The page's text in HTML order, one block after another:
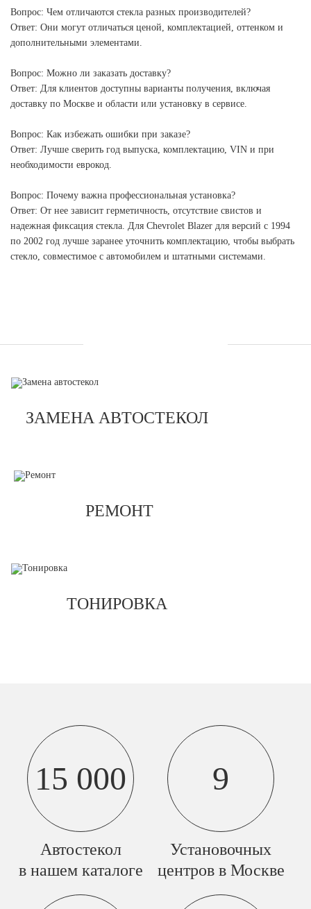
Вопрос: Чем отличаются стекла разных производителей?
Ответ: Они могут отличаться ценой, комплектацией, оттенком и
дополнительными элементами.
Вопрос: Можно ли заказать доставку?
Ответ: Для клиентов доступны варианты получения, включая
доставку по Москве и области или установку в сервисе.
Вопрос: Как избежать ошибки при заказе?
Ответ: Лучше сверить год выпуска, комплектацию, VIN и при
необходимости еврокод.
Вопрос: Почему важна профессиональная установка?
Ответ: От нее зависит герметичность, отсутствие свистов и
надежная фиксация стекла. Для Chevrolet Blazer для версий с 1994
по 2002 год лучше заранее уточнить комплектацию, чтобы выбрать
стекло, совместимое с автомобилем и штатными системами.
ЗАМЕНА АВТОСТЕКОЛ
РЕМОНТ
ТОНИРОВКА
15 000
Автостекол
в нашем каталоге
9
Установочных
центров в Москве